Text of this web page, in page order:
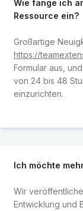
Wie fange ich
Ressource ein?
Großartige
https://
Formular aus,
von 24 bis 48
einzurichten.
Ich möchte
Wir
Entwicklung und